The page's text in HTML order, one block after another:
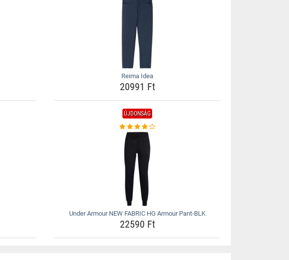
Reima Idea
20991 Ft
ÚJDONSÁG
Under Armour NEW FABRIC HG Armour Pant-BLK
22590 Ft